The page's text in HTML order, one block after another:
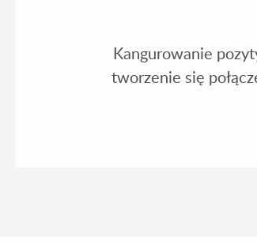
Kangurowanie
tworzenie się